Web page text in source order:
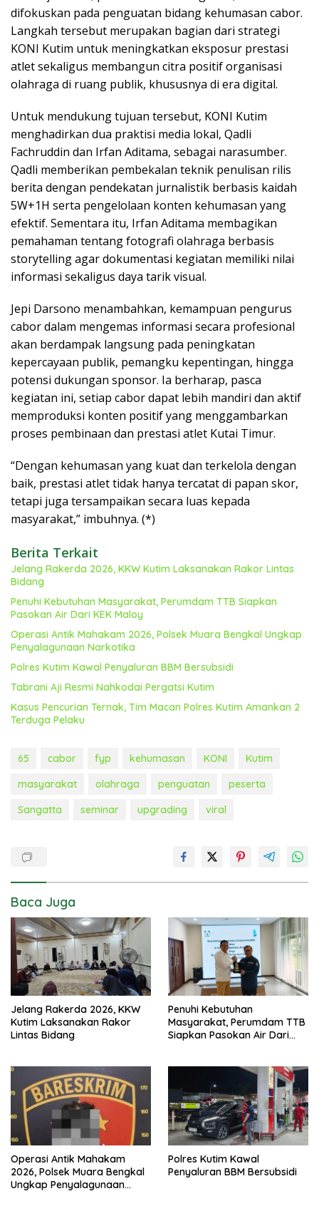
difokuskan pada penguatan bidang kehumasan cabor.
Langkah tersebut merupakan bagian dari strategi
KONI Kutim untuk meningkatkan eksposur prestasi
atlet sekaligus membangun citra positif organisasi
olahraga di ruang publik, khususnya di era digital.
Untuk mendukung tujuan tersebut, KONI Kutim
menghadirkan dua praktisi media lokal, Qadli
Fachruddin dan Irfan Aditama, sebagai narasumber.
Qadli memberikan pembekalan teknik penulisan rilis
berita dengan pendekatan jurnalistik berbasis kaidah
5W+1H serta pengelolaan konten kehumasan yang
efektif. Sementara itu, Irfan Aditama membagikan
pemahaman tentang fotografi olahraga berbasis
storytelling agar dokumentasi kegiatan memiliki nilai
informasi sekaligus daya tarik visual.
Jepi Darsono menambahkan, kemampuan pengurus
cabor dalam mengemas informasi secara profesional
akan berdampak langsung pada peningkatan
kepercayaan publik, pemangku kepentingan, hingga
potensi dukungan sponsor. Ia berharap, pasca
kegiatan ini, setiap cabor dapat lebih mandiri dan aktif
memproduksi konten positif yang menggambarkan
proses pembinaan dan prestasi atlet Kutai Timur.
“Dengan kehumasan yang kuat dan terkelola dengan
baik, prestasi atlet tidak hanya tercatat di papan skor,
tetapi juga tersampaikan secara luas kepada
masyarakat,” imbuhnya. (*)
Berita Terkait
Jelang Rakerda 2026, KKW Kutim Laksanakan Rakor Lintas
Bidang
Penuhi Kebutuhan Masyarakat, Perumdam TTB Siapkan
Pasokan Air Dari KEK Maloy
Operasi Antik Mahakam 2026, Polsek Muara Bengkal Ungkap
Penyalagunaan Narkotika
Polres Kutim Kawal Penyaluran BBM Bersubsidi
Tabrani Aji Resmi Nahkodai Pergatsi Kutim
Kasus Pencurian Ternak, Tim Macan Polres Kutim Amankan 2
Terduga Pelaku
65 cabor fyp kehumasan KONI
Kutim
masyarakat
olahraga penguatan
peserta
Sangatta
seminar upgrading viral
Baca Juga
Jelang Rakerda 2026, KKW
Kutim Laksanakan Rakor
Lintas Bidang
Penuhi Kebutuhan
Masyarakat, Perumdam TTB
Siapkan Pasokan Air Dari
Operasi Antik Mahakam
2026, Polsek Muara Bengkal
Ungkap Penyalagunaan
Polres Kutim Kawal
Penyaluran BBM Bersubsidi